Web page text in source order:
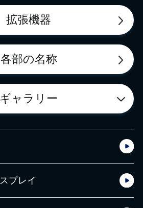
拡張機器
各部の名称
ギャラリー
プレイ